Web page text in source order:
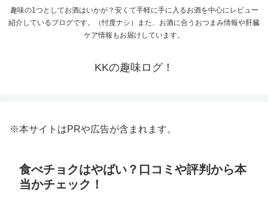
趣味の1つとしてお酒はいかが？安くて手軽に手に入るお酒を中心にレビュー
紹介しているブログです。（忖度ナシ）また、お酒に合うおつまみ情報や肝臓
ケア情報もお届けしています。
KKの趣味ログ！
※本サイトはPRや広告が含まれます。
食べチョクはやばい？口コミや評判から本
当かチェック！